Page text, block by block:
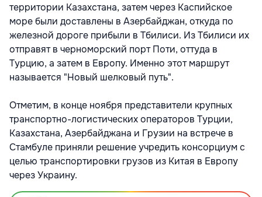
территории Казахстана, затем через Каспийское
море были доставлены в Азербайджан, откуда по
железной дороге прибыли в Тбилиси. Из Тбилиси их
отправят в черноморский порт Поти, оттуда в
Турцию, а затем в Европу. Именно этот маршрут
называется "Новый шелковый путь".
Отметим, в конце ноября представители крупных
транспортно-логистических операторов Турции,
Казахстана, Азербайджана и Грузии на встрече в
Стамбуле приняли решение учредить консорциум с
целью транспортировки грузов из Китая в Европу
через Украину.